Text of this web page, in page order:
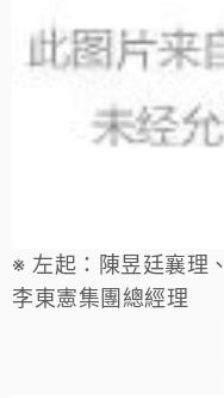
※ 左起： 陳昱廷襄理、
李東憲集團總經理